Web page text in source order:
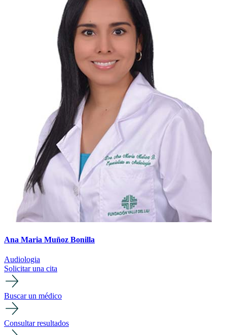
Ana Maria Muñoz Bonilla
Audiologia
Solicitar una cita
Buscar un médico
Consultar resultados